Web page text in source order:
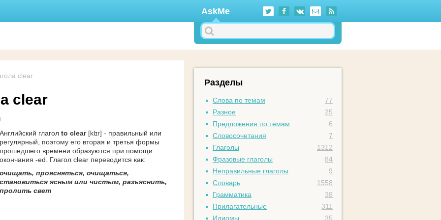
AskMe
clear
clear
Английский глагол to clear[klɪr] - правильный или
регулярный, поэтому его вторая и третья формы
прошедшего времени образуются при помощи
окончания -ed. Глагол clear переводится как:
очищать, проясняться, очищаться,
становиться ясным или чистым, разъяснить,
пролить свет
Разделы
Слова по темам
77
Разное
25
Предложения по темам
6
Словосочетания
7
Глаголы
1312
Фразовые глаголы
84
Неправильные глаголы
9
Словарь
1558
Грамматика
38
Прилагательные
311
Идиомы
35